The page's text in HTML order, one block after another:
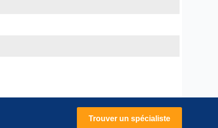
Trouver un spécialiste